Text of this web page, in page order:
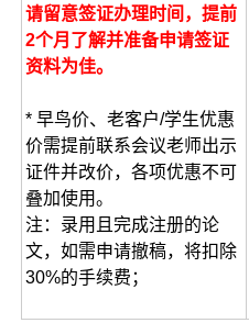
请留意签证办理时间，提前
2个月了解并准备申请签证
资料为佳。
* 早鸟价、老客户/学生优惠
价需提前联系会议老师出示
证件并改价，各项优惠不可
叠加使用。
注：录用且完成注册的论
文，如需申请撤稿，将扣除
30%的手续费；